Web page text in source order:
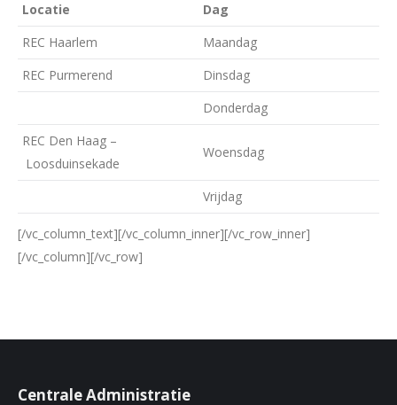
Locatie
Dag
REC Haarlem
Maandag
REC Purmerend
Dinsdag
Donderdag
REC Den Haag –
Loosduinsekade
Woensdag
Vrijdag
[/vc_column_text][/vc_column_inner][/vc_row_inner]
[/vc_column][/vc_row]
Centrale Administratie